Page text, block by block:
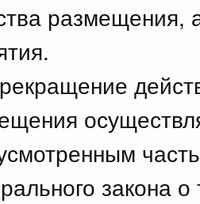
размещения,
закона о